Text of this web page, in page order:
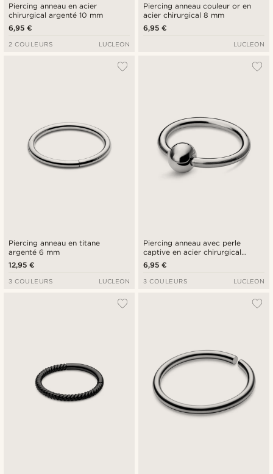
Piercing anneau en acier
chirurgical argenté 10 mm
6,95 €
2 COULEURS LUCLEON
Piercing anneau couleur or en
acier chirurgical 8 mm
6,95 €
LUCLEON
Piercing anneau en titane
argenté 6 mm
12,95 €
3 COULEURS LUCLEON
Piercing anneau avec perle
captive en acier chirurgical
argenté 10 mm
6,95 €
3 COULEURS LUCLEON